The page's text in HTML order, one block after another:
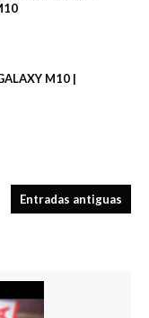
M10 |
Entradas antiguas